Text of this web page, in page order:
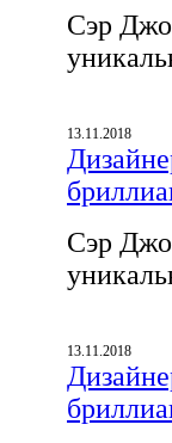
Сэр
13.11.2018
Сэр
13.11.2018